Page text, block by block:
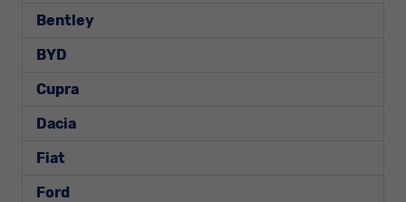
Bentley
BYD
Cupra
Dacia
Fiat
Ford